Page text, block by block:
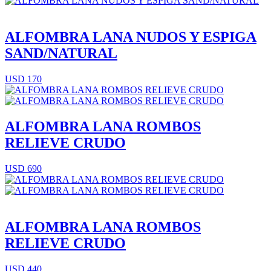
ALFOMBRA LANA NUDOS Y ESPIGA
SAND/NATURAL
USD 170
ALFOMBRA LANA ROMBOS
RELIEVE CRUDO
USD 690
ALFOMBRA LANA ROMBOS
RELIEVE CRUDO
USD 440